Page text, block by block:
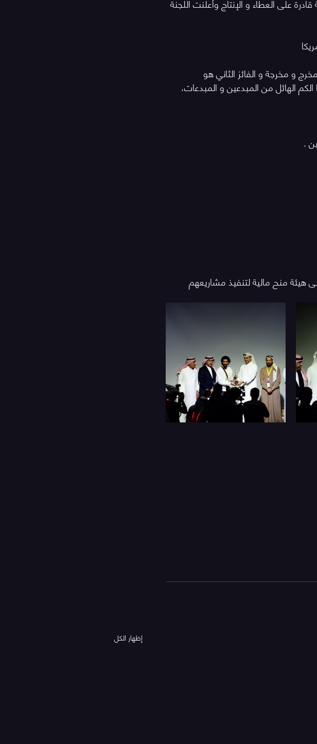
على العطاء و الإنتاج وأعلنت اللجنة
و مخرجة و الفائز الثاني هو
الهائل من المبدعين و المبدعات،
.
للفائزين على هيئة منح مالية لتنفيذ مشاريعهم
إظهار الكل